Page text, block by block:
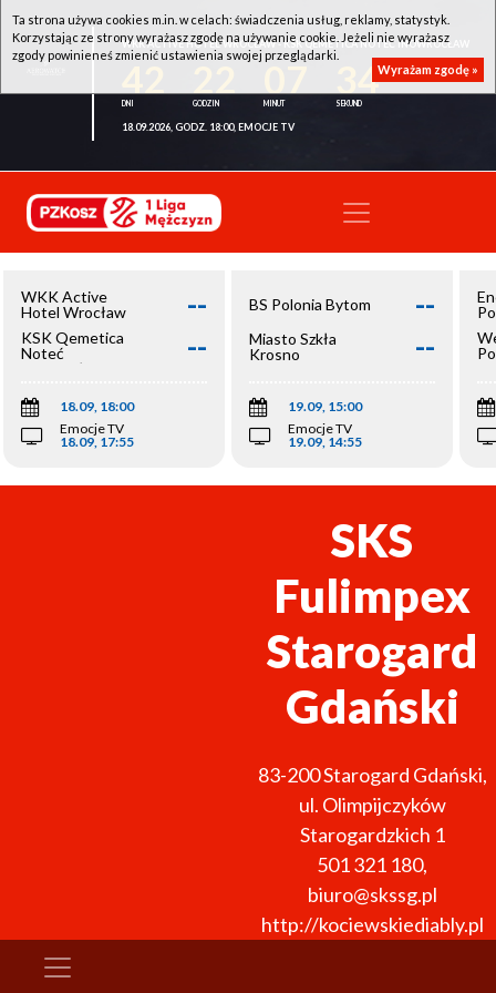
WKK ACTIVE HOTEL WROCŁAW - KSK QEMETICA NOTEĆ INOWROCŁAW
34
18.09.2026, GODZ. 18:00, EMOCJE TV
WKK Active
Hotel Wrocław
--
KSK Qemetica
Noteć
Inowrocław
--
18.09, 18:00
Emocje TV
18.09, 17:55
BS Polonia Bytom --
Miasto Szkła
Krosno
--
19.09, 15:00
Emocje TV
19.09, 14:55
SKS
Fulimpex
Starogard
Gdański
83-200Starogard Gdański,
ul. Olimpijczyków
Starogardzkich 1
501 321 180,
biuro@skssg.pl
http://kociewskiediably.pl
Ta strona używa cookies m.in. w celach: świadczenia usług, reklamy, statystyk.
Korzystając ze strony wyrażasz zgodę na używanie cookie. Jeżeli nie wyrażasz
zgody powinieneś zmienić ustawienia swojej przeglądarki.
Wyrażam zgodę »